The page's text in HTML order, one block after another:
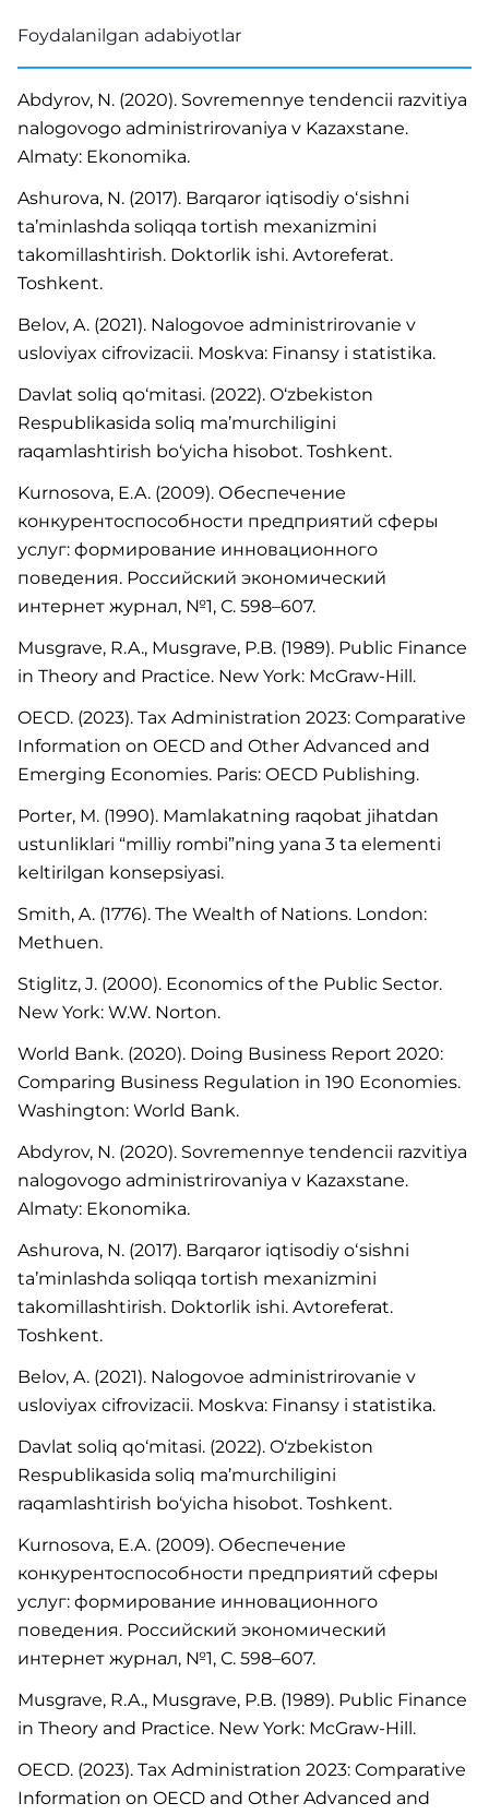
Foydalanilgan adabiyotlar
Abdyrov, N. (2020). Sovremennye tendencii razvitiya
nalogovogo administrirovaniya v Kazaxstane.
Almaty: Ekonomika.
Ashurova, N. (2017). Barqaror iqtisodiy oʻsishni
taʼminlashda soliqqa tortish mexanizmini
takomillashtirish. Doktorlik ishi. Avtoreferat.
Toshkent.
Belov, A. (2021). Nalogovoe administrirovanie v
usloviyax cifrovizacii. Moskva: Finansy i statistika.
Davlat soliq qo‘mitasi. (2022). O‘zbekiston
Respublikasida soliq ma’murchiligini
raqamlashtirish bo‘yicha hisobot. Toshkent.
Kurnosova, E.A. (2009). Обеспечение
конкурентоспособности предприятий сферы
услуг: формирование инновационного
поведения. Российский экономический
интернет журнал, №1, С. 598–607.
Musgrave, R.A., Musgrave, P.B. (1989). Public Finance
in Theory and Practice. New York: McGraw-Hill.
OECD. (2023). Tax Administration 2023: Comparative
Information on OECD and Other Advanced and
Emerging Economies. Paris: OECD Publishing.
Porter, M. (1990). Mamlakatning raqobat jihatdan
ustunliklari “milliy rombi”ning yana 3 ta elementi
keltirilgan konsepsiyasi.
Smith, A. (1776). The Wealth of Nations. London:
Methuen.
Stiglitz, J. (2000). Economics of the Public Sector.
New York: W.W. Norton.
World Bank. (2020). Doing Business Report 2020:
Comparing Business Regulation in 190 Economies.
Washington: World Bank.
Abdyrov, N. (2020). Sovremennye tendencii razvitiya
nalogovogo administrirovaniya v Kazaxstane.
Almaty: Ekonomika.
Ashurova, N. (2017). Barqaror iqtisodiy oʻsishni
taʼminlashda soliqqa tortish mexanizmini
takomillashtirish. Doktorlik ishi. Avtoreferat.
Toshkent.
Belov, A. (2021). Nalogovoe administrirovanie v
usloviyax cifrovizacii. Moskva: Finansy i statistika.
Davlat soliq qo‘mitasi. (2022). O‘zbekiston
Respublikasida soliq ma’murchiligini
raqamlashtirish bo‘yicha hisobot. Toshkent.
Kurnosova, E.A. (2009). Обеспечение
конкурентоспособности предприятий сферы
услуг: формирование инновационного
поведения. Российский экономический
интернет журнал, №1, С. 598–607.
Musgrave, R.A., Musgrave, P.B. (1989). Public Finance
in Theory and Practice. New York: McGraw-Hill.
OECD. (2023). Tax Administration 2023: Comparative
Information on OECD and Other Advanced and